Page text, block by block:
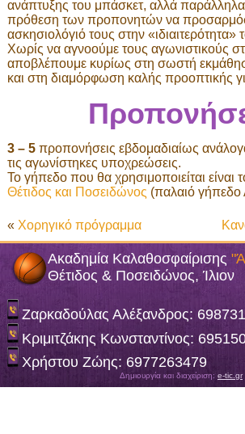
ανάπτυξης του μπάσκετ, αλλά παράλληλα
πρόθεση των προπονητών να
ασκησιολόγιό τους στην «ιδιαιτερότητα»
Χωρίς να αγνοούμε τους αγωνιστικούς
αποβλέπουμε κυρίως στη σωστή
και στη διαμόρφωση καλής προοπτικής
3 – 5 προπονήσεις εβδομαδιαίως
τις αγωνίστηκες υποχρεώσεις.
Το γήπεδο που θα χρησιμοποιείται είναι
Θέτιδος και Ποσειδώνος (παλαιό
«Χορηγικό πρόγραμμα
Ακαδημία Καλαθοσφαίρισης
Θέτιδος & Ποσειδώνος, Ίλιον
Ζαρκαδούλας Αλέξανδρος:
Κριμιτζάκης Κωνσταντίνος:
Χρήστου Ζώης: 6977263479
Δημιουργία και διαχείριση: e-tic.gr